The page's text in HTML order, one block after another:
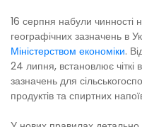
16 серпня набули чинності
географічних зазначень в
Міністерством економіки.
24 липня, встановлює чіткі
зазначень для
продуктів та спиртних